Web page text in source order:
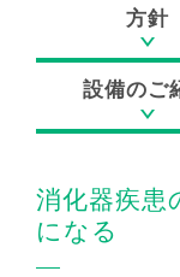
よくある質問
広報誌
当院のがん診
⽅針
設備のご
消化器疾患
になる